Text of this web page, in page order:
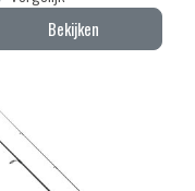
Bekijken